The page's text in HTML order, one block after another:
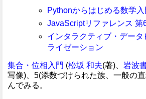
Pythonからはじめる数学入
JavaScriptリファレンス 第
インタラクティブ・データ
ライゼーション
集合・位相入門 (松坂 和夫(著)、 岩波
写像)、5(添数づけられた族、一般の
んでみる。